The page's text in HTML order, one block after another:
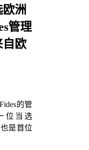
洲
管理
自欧
的管
位当选
是首位